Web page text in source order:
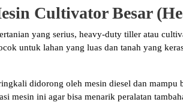
Cultivator Besar
yang serius, heavy-duty tiller atau
untuk lahan yang luas dan tanah yang
didorong oleh mesin diesel dan mampu
mesin ini agar bisa menarik peralatan